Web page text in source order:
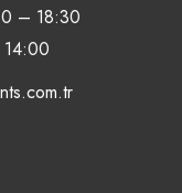
– 18:30